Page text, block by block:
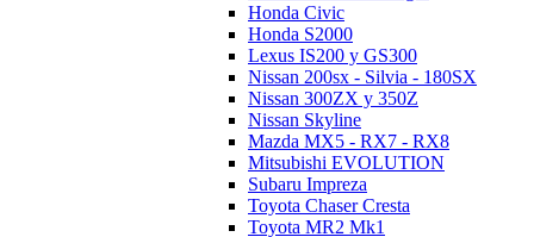
Honda Civic
Honda S2000
Lexus IS200 y GS300
Nissan 200sx - Silvia - 180SX
Nissan 300ZX y 350Z
Nissan Skyline
Mazda MX5 - RX7 - RX8
Mitsubishi EVOLUTION
Subaru Impreza
Toyota Chaser Cresta
Toyota MR2 Mk1